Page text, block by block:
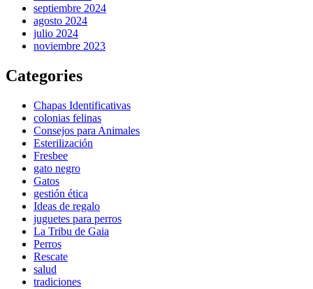
septiembre 2024
agosto 2024
julio 2024
noviembre 2023
Categories
Chapas Identificativas
colonias felinas
Consejos para Animales
Esterilización
Fresbee
gato negro
Gatos
gestión ética
Ideas de regalo
juguetes para perros
La Tribu de Gaia
Perros
Rescate
salud
tradiciones